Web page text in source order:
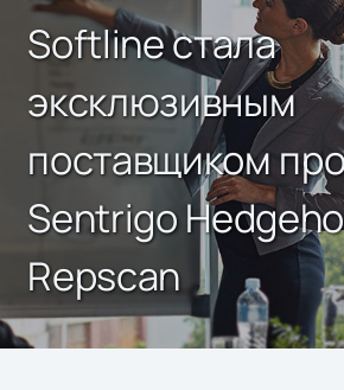
Softline стала
эксклюзивным
поставщиком
Sentrigo
Repscan